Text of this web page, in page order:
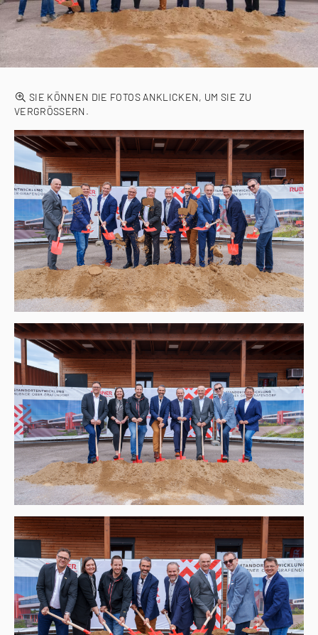
SIE KÖNNEN DIE FOTOS ANKLICKEN, UM SIE ZU
VERGRÖSSERN.